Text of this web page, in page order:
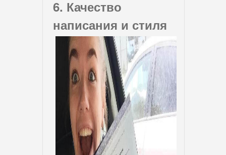
6. Качество
написания и стиля